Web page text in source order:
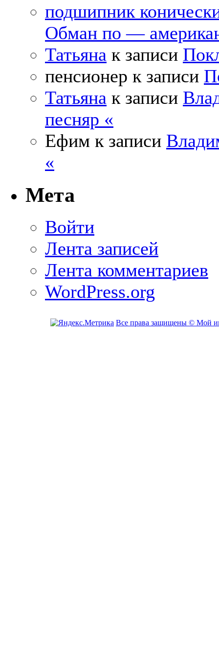
подшипник
Обман по —
Татьяна к записи
пенсионер к записи
Татьяна к записи
песняр «
Ефим к записи
«
Мета
Войти
Лента записей
Лента комментариев
WordPress.org
Все права защищены © Мой